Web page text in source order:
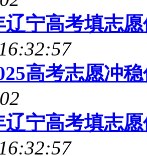
辽宁高考填志
高考志愿冲
辽宁高考填志